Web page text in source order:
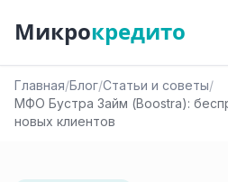
Микрокредито
Главная/Блог/Статьи и советы/
МФО Бустра Займ (Boostra):
новых клиентов